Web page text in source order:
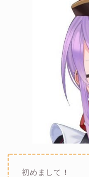
初めまして！